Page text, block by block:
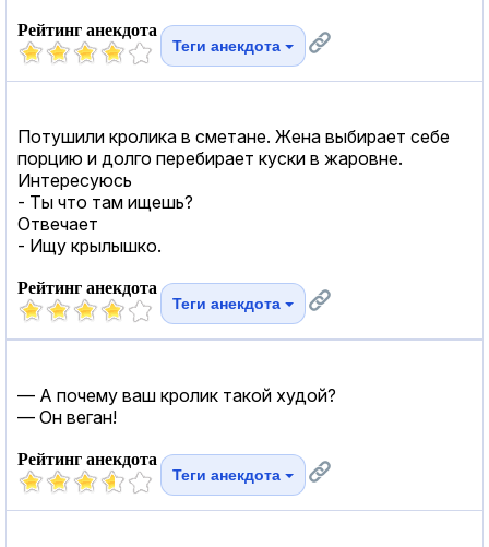
Рейтинг анекдота
Теги анекдота
Потушили кролика в сметане. Жена выбирает себе
порцию и долго перебирает куски в жаровне.
Интересуюсь
- Ты что там ищешь?
Отвечает
- Ищу крылышко.
Рейтинг анекдота
Теги анекдота
— А почему ваш кролик такой худой?
— Он веган!
Рейтинг анекдота
Теги анекдота